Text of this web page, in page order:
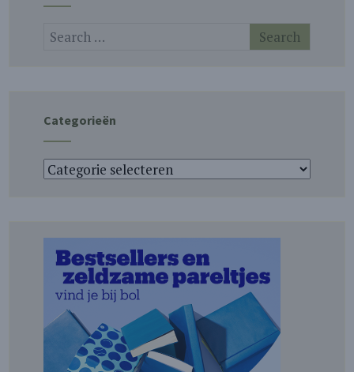
Categorieën
Categorieën